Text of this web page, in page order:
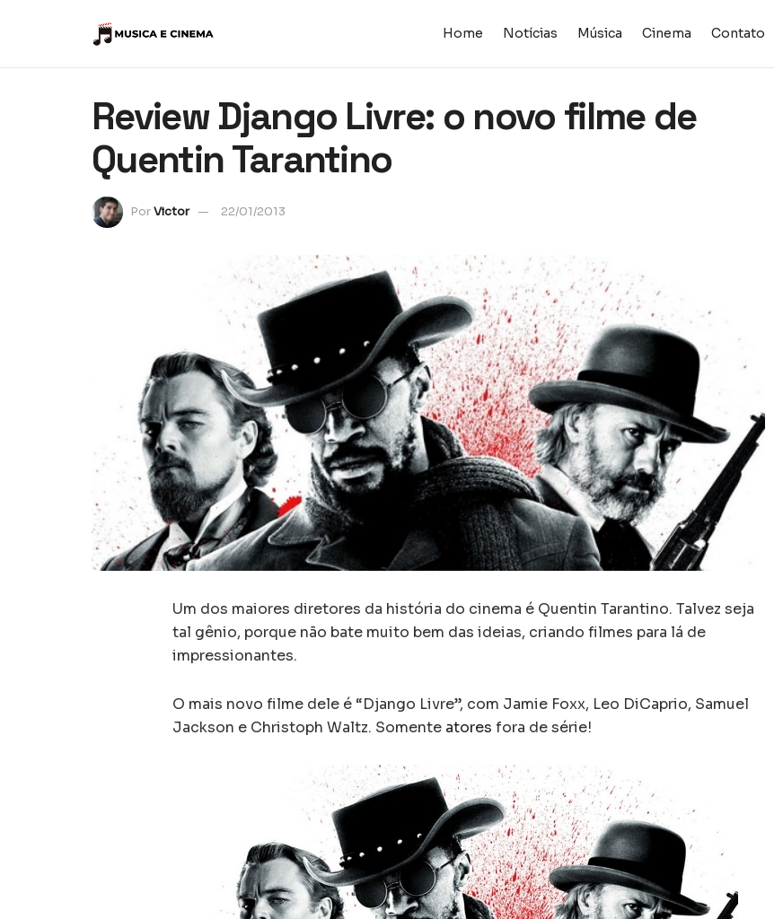
Home Notícias Música Cinema Contato
Review Django Livre: o novo filme de
Quentin Tarantino
PorVictor 22/01/2013
Um dos maiores diretores da história do cinema é Quentin Tarantino. Talvez seja
tal gênio, porque não bate muito bem das ideias, criando filmes para lá de
impressionantes.
O mais novo filme dele é “Django Livre”, com Jamie Foxx, Leo DiCaprio, Samuel
Jackson e Christoph Waltz. Somente atores fora de série!